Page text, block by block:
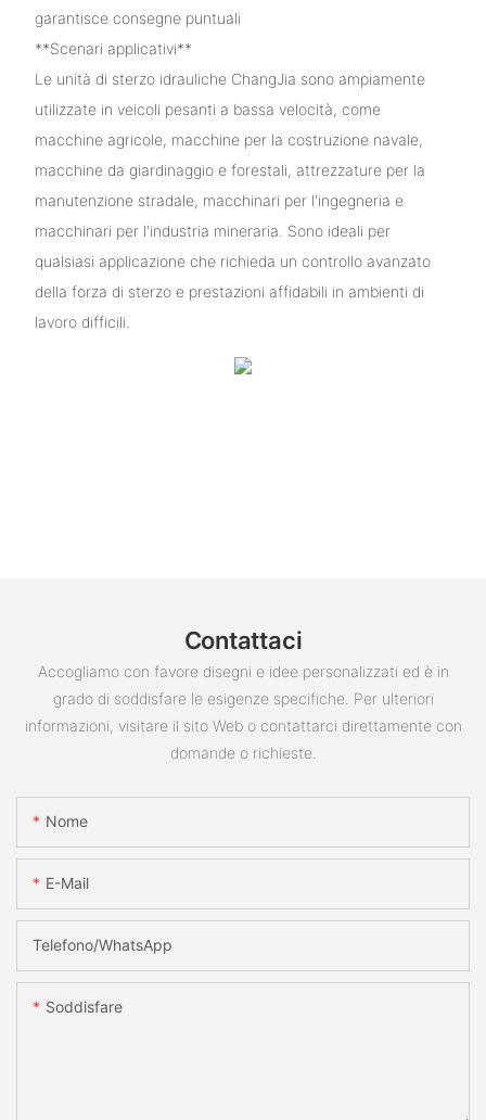
garantisce consegne puntuali
**Scenari applicativi**
Le unità di sterzo idrauliche ChangJia sono ampiamente
utilizzate in veicoli pesanti a bassa velocità, come
macchine agricole, macchine per la costruzione navale,
macchine da giardinaggio e forestali, attrezzature per la
manutenzione stradale, macchinari per l'ingegneria e
macchinari per l'industria mineraria. Sono ideali per
qualsiasi applicazione che richieda un controllo avanzato
della forza di sterzo e prestazioni affidabili in ambienti di
lavoro difficili.
Contattaci
Accogliamo con favore disegni e idee personalizzati ed è in
grado di soddisfare le esigenze specifiche. Per ulteriori
informazioni, visitare il sito Web o contattarci direttamente con
domande o richieste.
Nome
E-Mail
Telefono/WhatsApp
Soddisfare